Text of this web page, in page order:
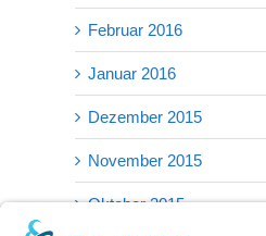
Februar 2016
Januar 2016
Dezember 2015
November 2015
Oktober 2015